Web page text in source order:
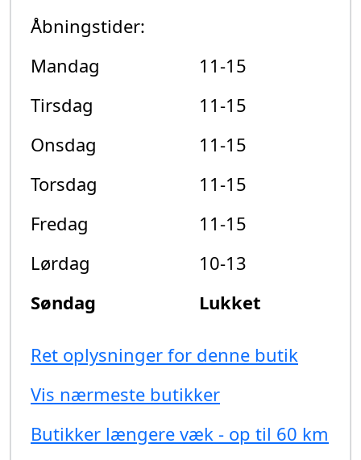
Åbningstider:
Mandag
11-15
Tirsdag
11-15
Onsdag
11-15
Torsdag
11-15
Fredag
11-15
Lørdag
10-13
Søndag
Lukket
Ret oplysninger for denne butik
Vis nærmeste butikker
Butikker længere væk - op til 60 km